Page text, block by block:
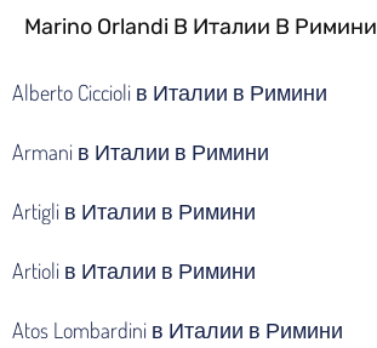
Marino Orlandi В Италии В Римини
Alberto Ciccioli в Италии в Римини
Armani в Италии в Римини
Artigli в Италии в Римини
Artioli в Италии в Римини
Atos Lombardini в Италии в Римини